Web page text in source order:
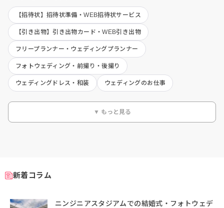
【招待状】招待状準備・WEB招待状サービス
【引き出物】引き出物カード・WEB引き出物
フリープランナー・ウェディングプランナー
フォトウェディング・前撮り・後撮り
ウェディングドレス・和装 ウェディングのお仕事
▼ もっと見る
新着コラム
ニンジニアスタジアムでの結婚式・フォトウェデ